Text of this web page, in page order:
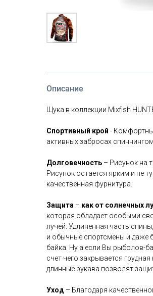
Описание
Щука в коллекции Mixfish
Спортивный крой -
активных забросах спиннингом.
Долговечность – Рисунок на
Рисунок остается ярким и не
качественная фурнитура.
Защита – как от солнечных
которая обладает особыми
лучей. Удлиненная часть
и обычные спортсмены и даже
байка. Ну а если Вы рыболов-
счет чего закрывается
длинные рукава позволят
Уход – Благодаря